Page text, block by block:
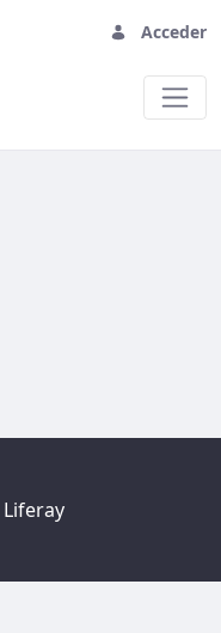
Acceder
Liferay